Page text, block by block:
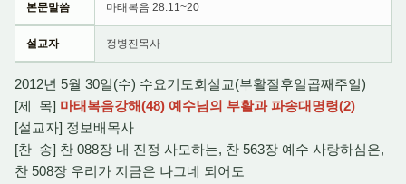
본문말씀 마태복음 28:11~20
설교자 정병진목사
2012년 5월 30일(수) 수요기도회설교(부활절후일곱째주일)
[제 목] 마태복음강해(48) 예수님의 부활과 파송대명령(2)
[설교자] 정보배목사
[찬 송] 찬 088장 내 진정 사모하는, 찬 563장 예수 사랑하심은,
찬 508장 우리가 지금은 나그네 되어도